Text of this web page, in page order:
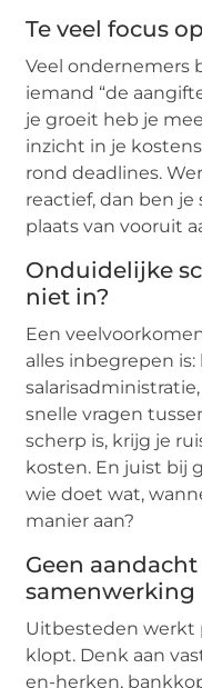
Te veel focus
Veel ondernemers
iemand “de
je groeit heb je
inzicht in je
rond deadlines.
reactief, dan ben
plaats van vooruit
Onduidelijke
niet in?
Een
alles inbegrepen
snelle vragen
scherp is, krijg je
kosten. En juist bij
wie doet wat,
manier aan?
Geen
samenwerking
Uitbesteden werkt
klopt. Denk aan
en-herken,